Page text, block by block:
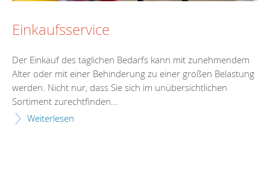
Einkaufsservice
Der Einkauf des täglichen Bedarfs kann mit zunehmendem
Alter oder mit einer Behinderung zu einer großen Belastung
werden. Nicht nur, dass Sie sich im unübersichtlichen
Sortiment zurechtfinden...
Weiterlesen